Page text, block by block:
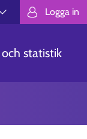
Välj språk.
Logga in
statistik